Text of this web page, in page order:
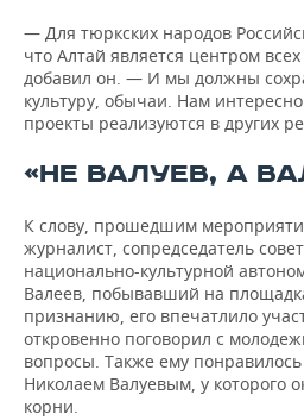
— Для тюркских народов
что Алтай является центром
добавил он. — И мы должны
культуру, обычаи. Нам
проекты реализуются в других
«НЕ ВАЛУЕВ, А
К слову, прошедшим
журналист, сопредседатель
национально-культурной
Валеев, побывавший на
признанию, его впечатлило
откровенно поговорил с
вопросы. Также ему
Николаем Валуевым, у которого
корни.